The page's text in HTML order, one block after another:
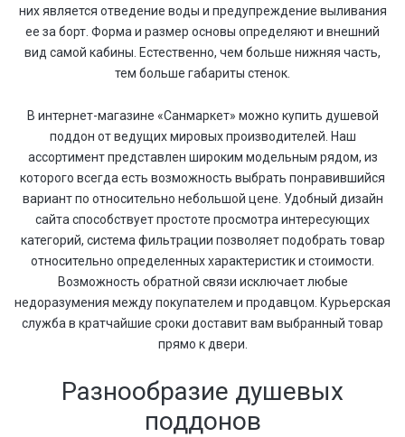
них является отведение воды и предупреждение выливания
ее за борт. Форма и размер основы определяют и внешний
вид самой кабины. Естественно, чем больше нижняя часть,
тем больше габариты стенок.
В интернет-магазине «Санмаркет» можно купить душевой
поддон от ведущих мировых производителей. Наш
ассортимент представлен широким модельным рядом, из
которого всегда есть возможность выбрать понравившийся
вариант по относительно небольшой цене. Удобный дизайн
сайта способствует простоте просмотра интересующих
категорий, система фильтрации позволяет подобрать товар
относительно определенных характеристик и стоимости.
Возможность обратной связи исключает любые
недоразумения между покупателем и продавцом. Курьерская
служба в кратчайшие сроки доставит вам выбранный товар
прямо к двери.
Разнообразие душевых
поддонов